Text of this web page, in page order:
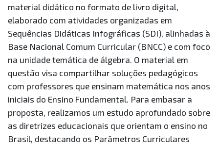
material didático no formato de livro digital,
elaborado com atividades organizadas em
Sequências Didáticas Infográficas (SDI), alinhadas à
Base Nacional Comum Curricular (BNCC) e com foco
na unidade temática de álgebra. O material em
questão visa compartilhar soluções pedagógicos
com professores que ensinam matemática nos anos
iniciais do Ensino Fundamental. Para embasar a
proposta, realizamos um estudo aprofundado sobre
as diretrizes educacionais que orientam o ensino no
Brasil, destacando os Parâmetros Curriculares